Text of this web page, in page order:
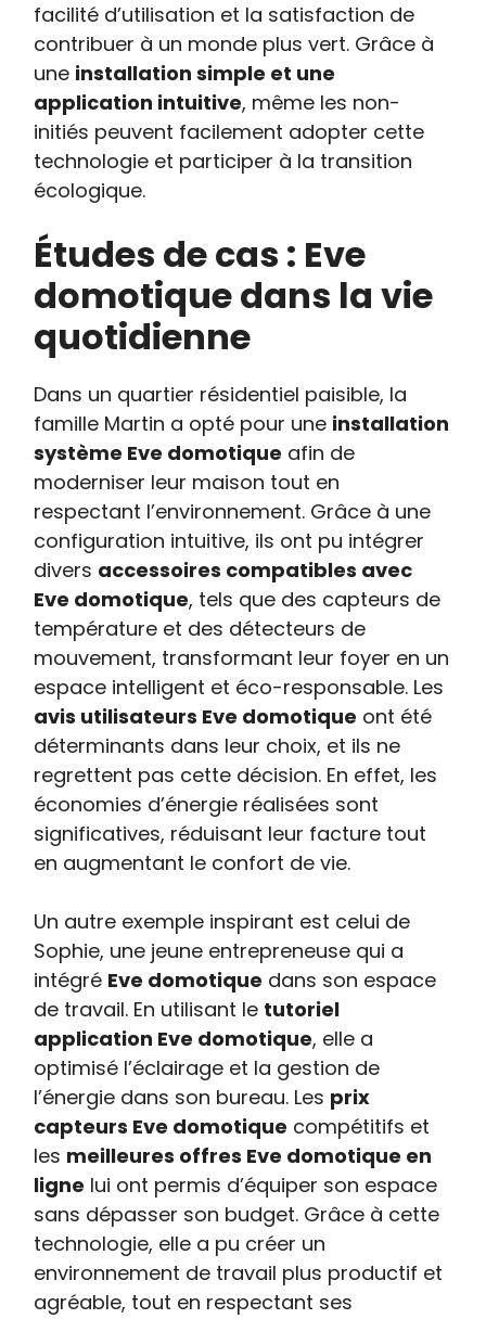
facilité d’utilisation et la satisfaction de
contribuer à un monde plus vert. Grâce à
une installation simple et une
application intuitive, même les non-
initiés peuvent facilement adopter cette
technologie et participer à la transition
écologique.
Études de cas : Eve
domotique dans la vie
quotidienne
Dans un quartier résidentiel paisible, la
famille Martin a opté pour une installation
système Eve domotique afin de
moderniser leur maison tout en
respectant l’environnement. Grâce à une
configuration intuitive, ils ont pu intégrer
divers accessoires compatibles avec
Eve domotique, tels que des capteurs de
température et des détecteurs de
mouvement, transformant leur foyer en un
espace intelligent et éco-responsable. Les
avis utilisateurs Eve domotique ont été
déterminants dans leur choix, et ils ne
regrettent pas cette décision. En effet, les
économies d’énergie réalisées sont
significatives, réduisant leur facture tout
en augmentant le confort de vie.
Un autre exemple inspirant est celui de
Sophie, une jeune entrepreneuse qui a
intégré Eve domotique dans son espace
de travail. En utilisant le tutoriel
application Eve domotique, elle a
optimisé l’éclairage et la gestion de
l’énergie dans son bureau. Les prix
capteurs Eve domotique compétitifs et
les meilleures offres Eve domotique en
ligne lui ont permis d’équiper son espace
sans dépasser son budget. Grâce à cette
technologie, elle a pu créer un
environnement de travail plus productif et
agréable, tout en respectant ses